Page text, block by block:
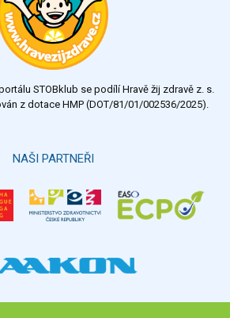
STOBklub se podílí Hravě žij zdravě z. s.
z dotace HMP (DOT/81/01/002536/2025).
NAŠI PARTNEŘI